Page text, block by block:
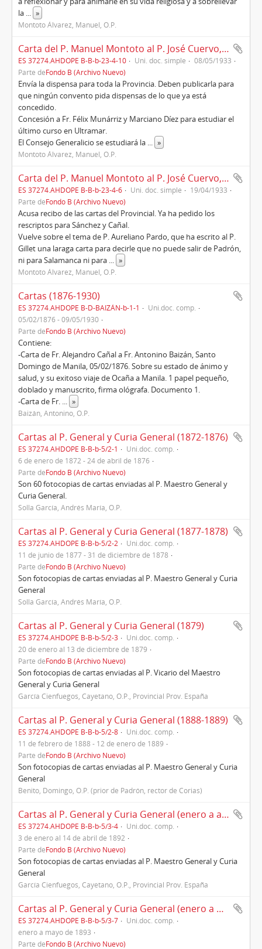
la ... »
Montoto Álvarez, Manuel, O.P.
Carta del P. Manuel Montoto al P. José Cuervo, provincial, Roma (1933)
ES 37274.AHDOPE B-B-b-23-4-10 Uni. doc. simple
08/05/1933
Parte deFondo B (Archivo Nuevo)
Envía la dispensa para toda la Provincia. Deben publicarla para
que ningún convento pida dispensas de lo que ya está
concedido.
Concesión a Fr. Félix Munárriz y Marciano Díez para estudiar el
último curso en Ultramar.
El Consejo Generalicio se estudiará la ... »
Montoto Álvarez, Manuel, O.P.
Carta del P. Manuel Montoto al P. José Cuervo, provincial, Roma, 19/04/1933
ES 37274.AHDOPE B-B-b-23-4-6 Uni. doc. simple
19/04/1933
Parte deFondo B (Archivo Nuevo)
Acusa recibo de las cartas del Provincial. Ya ha pedido los
rescriptos para Sánchez y Cañal.
Vuelve sobre el tema de P. Aureliano Pardo, que ha escrito al P.
Gillet una laraga carta para decirle que no puede salir de Padrón,
ni para Salamanca ni para ... »
Montoto Álvarez, Manuel, O.P.
Cartas (1876-1930)
ES 37274.AHDOPE B-D-BAIZÁN-b-1-1
Uni.doc. comp.
05/02/1876 - 09/05/1930
Parte deFondo B (Archivo Nuevo)
Contiene:
-Carta de Fr. Alejandro Cañal a Fr. Antonino Baizán, Santo
Domingo de Manila, 05/02/1876. Sobre su estado de ánimo y
salud, y su exitoso viaje de Ocaña a Manila. 1 papel pequeño,
doblado y manuscrito, firma ológrafa. Documento 1.
-Carta de Fr. ... »
Baizán, Antonino, O.P.
Cartas al P. General y Curia General (1872-1876)
ES 37274.AHDOPE B-B-b-5/2-1
Uni.doc. comp.
6 de enero de 1872 - 24 de abril de 1876
Parte deFondo B (Archivo Nuevo)
Son 60 fotocopias de cartas enviadas al P. Maestro General y
Curia General.
Solla García, Andrés María, O.P.
Cartas al P. General y Curia General (1877-1878)
ES 37274.AHDOPE B-B-b-5/2-2
Uni.doc. comp.
11 de junio de 1877 - 31 de diciembre de 1878
Parte deFondo B (Archivo Nuevo)
Son fotocopias de cartas enviadas al P. Maestro General y Curia
General
Solla García, Andrés María, O.P.
Cartas al P. General y Curia General (1879)
ES 37274.AHDOPE B-B-b-5/2-3
Uni.doc. comp.
20 de enero al 13 de diciembre de 1879
Parte deFondo B (Archivo Nuevo)
Son fotocopias de cartas enviadas al P. Vicario del Maestro
General y Curia General
García Cienfuegos, Cayetano, O.P., Provincial Prov. España
Cartas al P. General y Curia General (1888-1889)
ES 37274.AHDOPE B-B-b-5/2-8
Uni.doc. comp.
11 de febrero de 1888 - 12 de enero de 1889
Parte deFondo B (Archivo Nuevo)
Son fotocopias de cartas enviadas al P. Maestro General y Curia
General
Benito, Domingo, O.P. (prior de Padrón, rector de Corias)
Cartas al P. General y Curia General (enero a abril de 1892)
ES 37274.AHDOPE B-B-b-5/3-4
Uni.doc. comp.
3 de enero al 14 de abril de 1892
Parte deFondo B (Archivo Nuevo)
Son fotocopias de cartas enviadas al P. Maestro General y Curia
General
García Cienfuegos, Cayetano, O.P., Provincial Prov. España
Cartas al P. General y Curia General (enero a mayo de 1893)
ES 37274.AHDOPE B-B-b-5/3-7
Uni.doc. comp.
enero a mayo de 1893
Parte deFondo B (Archivo Nuevo)